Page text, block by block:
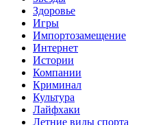
Здоровье
Игры
Импортозамещение
Интернет
Истории
Компании
Криминал
Культура
Лайфхаки
Летние виды спорта